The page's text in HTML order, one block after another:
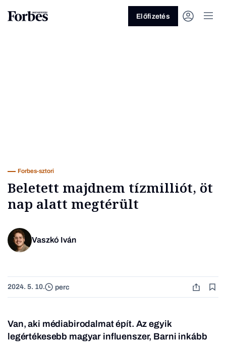
Üzlet
Előfizetés
Forbes-sztori
Beletett majdnem tízmilliót, öt
nap alatt megtérült
Vaszkó Iván
2024. 5. 10. perc
Van, aki médiabirodalmat épít. Az egyik
legértékesebb magyar influenszer, Barni inkább